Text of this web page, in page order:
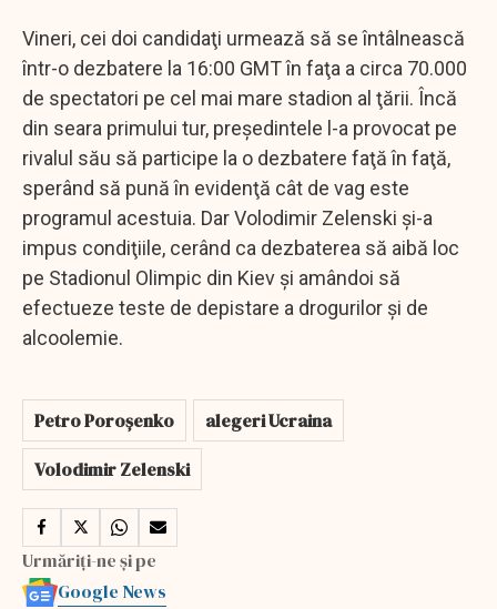
Vineri, cei doi candidaţi urmează să se întâlnească
într-o dezbatere la 16:00 GMT în faţa a circa 70.000
de spectatori pe cel mai mare stadion al ţării. Încă
din seara primului tur, preşedintele l-a provocat pe
rivalul său să participe la o dezbatere faţă în faţă,
sperând să pună în evidenţă cât de vag este
programul acestuia. Dar Volodimir Zelenski şi-a
impus condiţiile, cerând ca dezbaterea să aibă loc
pe Stadionul Olimpic din Kiev şi amândoi să
efectueze teste de depistare a drogurilor şi de
alcoolemie.
Petro Poroșenko
alegeri Ucraina
Volodimir Zelenski
Urmăriți-ne și pe
Google News